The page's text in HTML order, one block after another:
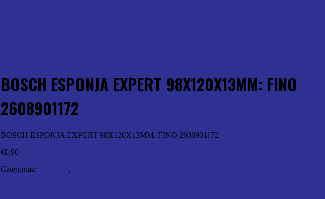
BOSCH ESPONJA EXPERT 98X120X13MM: FINO
2608901172
BOSCH ESPONJA EXPERT 98X120X13MM: FINO 2608901172
€0,90
Categorias:
,